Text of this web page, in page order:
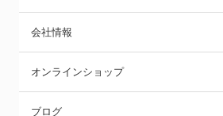
会社情報
オンラインショップ
ブログ